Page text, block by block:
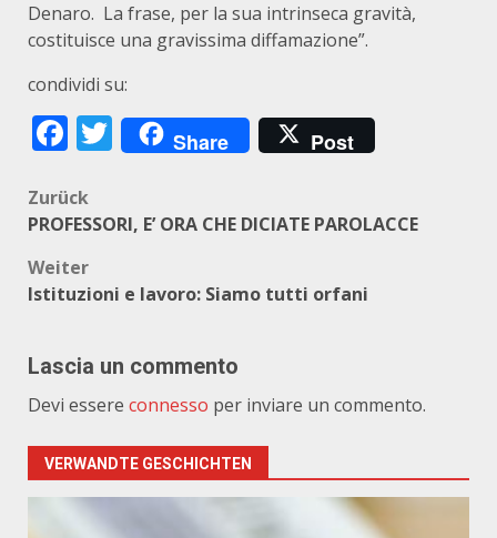
Denaro. La frase, per la sua intrinseca gravità,
costituisce una gravissima diffamazione”.
condividi su:
Facebook
Twitter
Share Post
Beitragsnavigation
Zurück
PROFESSORI, E’ ORA CHE DICIATE PAROLACCE
Weiter
Istituzioni e lavoro: Siamo tutti orfani
Lascia un commento
Devi essere connesso per inviare un commento.
VERWANDTE GESCHICHTEN